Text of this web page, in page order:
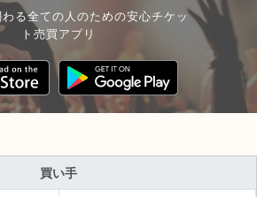
み
る全ての人のための安心チケッ
ト売買アプリ
買い手